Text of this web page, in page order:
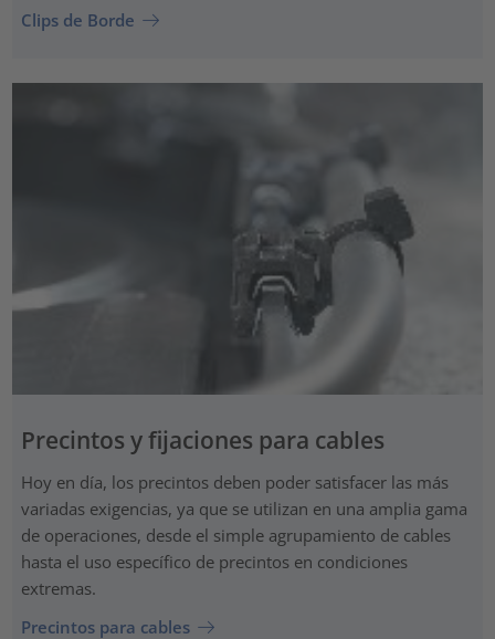
Clips de Borde
Precintos y fijaciones para cables
Hoy en día, los precintos deben poder satisfacer las más
variadas exigencias, ya que se utilizan en una amplia gama
de operaciones, desde el simple agrupamiento de cables
hasta el uso específico de precintos en condiciones
extremas.
Precintos para cables